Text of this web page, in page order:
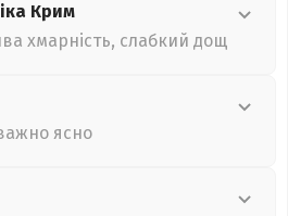
Крим
хмарність, слабкий дощ
ясно